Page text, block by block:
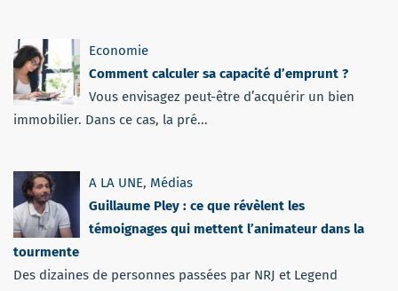
Economie
Comment calculer sa capacité d’emprunt ?
Vous envisagez peut-être d’acquérir un bien
immobilier. Dans ce cas, la pré...
A LA UNE, Médias
Guillaume Pley : ce que révèlent les
témoignages qui mettent l’animateur dans la
tourmente
Des dizaines de personnes passées par NRJ et Legend